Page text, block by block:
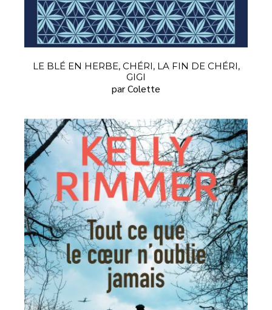
LE BLÉ EN HERBE, CHÉRI, LA FIN DE CHÉRI,
GIGI
par Colette